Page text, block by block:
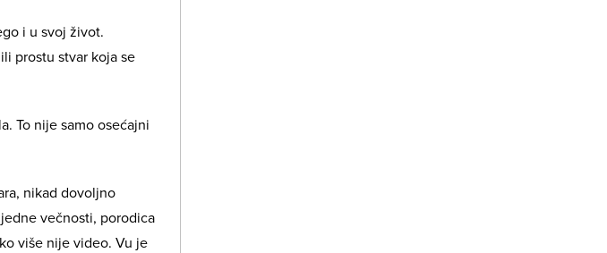
i u svoj život.
prostu stvar koja se
To nije samo osećajni
nikad dovoljno
večnosti, porodica
više nije video. Vu je